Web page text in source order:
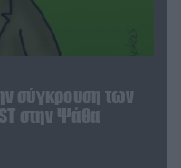
σύγκρουση των
στην Ψάθα